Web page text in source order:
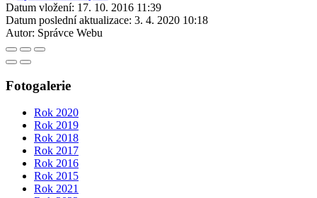
Datum vložení: 17. 10. 2016 11:39
Datum poslední aktualizace: 3. 4. 2020 10:18
Autor: Správce Webu
Fotogalerie
Rok 2020
Rok 2019
Rok 2018
Rok 2017
Rok 2016
Rok 2015
Rok 2021